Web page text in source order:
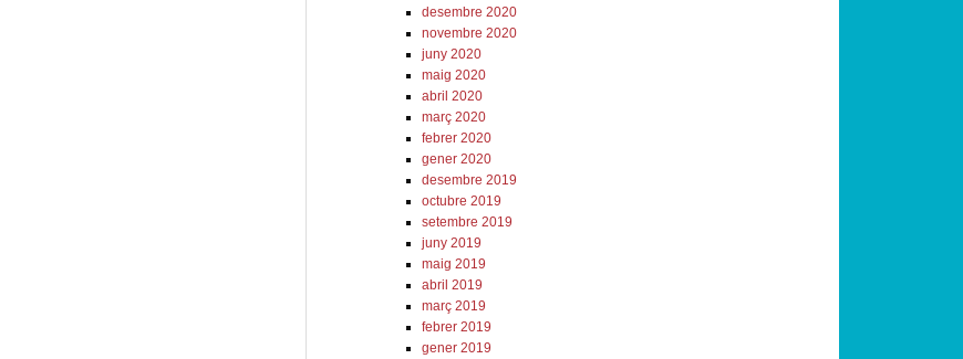
desembre 2020
novembre 2020
juny 2020
maig 2020
abril 2020
març 2020
febrer 2020
gener 2020
desembre 2019
octubre 2019
setembre 2019
juny 2019
maig 2019
abril 2019
març 2019
febrer 2019
gener 2019